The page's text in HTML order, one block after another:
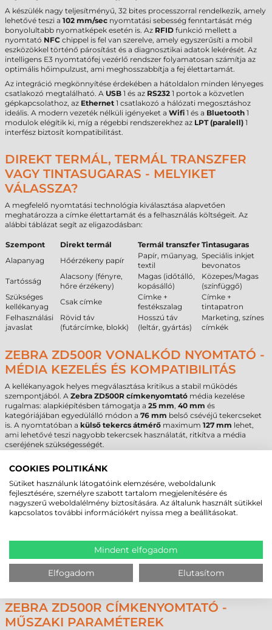
A készülék nagy teljesítményű, 32 bites processzorral rendelkezik, amely
lehetővé teszi a 102 mm/sec nyomtatási sebesség fenntartását még
bonyolultabb nyomatképek esetén is. Az RFID funkció mellett a
nyomtató NFC chippel is fel van szerelve, amely egyszerűsíti a mobil
eszközökkel történő párosítást és a diagnosztikai adatok lekérését. Az
intelligens E3 nyomtatófej vezérlő rendszer folyamatosan számítja az
optimális hőimpulzust, ami meghosszabbítja a fej élettartamát.
Az integráció megkönnyítése érdekében a hátoldalon minden lényeges
csatlakozó megtalálható. A USB 1 és az RS232 1 portok a közvetlen
gépkapcsolathoz, az Ethernet 1 csatlakozó a hálózati megosztáshoz
ideális. A modern vezeték nélküli igényeket a Wifi 1 és a Bluetooth 1
modulok elégítik ki, míg a régebbi rendszerekhez az LPT (paralell) 1
interfész biztosít kompatibilitást.
DIREKT TERMÁL, TERMÁL TRANSZFER
VAGY TINTASUGARAS - MELYIKET
VÁLASSZA?
A megfelelő nyomtatási technológia kiválasztása alapvetően
meghatározza a címke élettartamát és a felhasználás költségeit. Az
alábbi táblázat segít az eligazodásban:
Szempont Direkt termál Termál transzfer Tintasugaras
Alapanyag
Hőérzékeny papír
Papír, műanyag,
textil
Speciális inkjet
bevonatos
Tartósság
Alacsony (fényre,
hőre érzékeny)
Magas (időtálló,
kopásálló)
Közepes/Magas
(színfüggő)
Szükséges
kellékanyag
Csak címke
Címke +
festékszalag
Címke +
tintapatron
Felhasználási
javaslat
Rövid táv
(futárcímke, blokk)
Hosszú táv
(leltár, gyártás)
Marketing, színes
címkék
ZEBRA ZD500R VONALKÓD NYOMTATÓ -
MÉDIA KEZELÉS ÉS KOMPATIBILITÁS
A kellékanyagok helyes megválasztása kritikus a stabil működés
szempontjából. A Zebra ZD500R címkenyomtató média kezelése
rugalmas: alapkiépítésben támogatja a 25 mm, 40 mm és
kategóriájában egyedülálló módon a 76 mm belső csévéjű tekercseket
is. A nyomtatóban a külső tekercs átmérő maximum 127 mm lehet,
ami lehetővé teszi nagyobb tekercsek használatát, ritkítva a média
cseréjének szükségességét.
Reflektív1 ésTranszmisszív
stancolt, a folyamatos, a fekete jeles vagy akár a perforált
címketípusok kezelését is. A nyomtató által kezelhető minimális
címkemagasság6,3 mm , míg a maximális magasság eléri a990 mm
-t,
lefedve a speciális jelölési igényeket is.
legyen, mint a címke, mert ez védi a nyomtatófejet az abrazív
Zebra ZD500R címkenyomtató108 mm maximális
médiaszélességet tud fogadni, amelyből amax. nyomtatási szélesség
. A készülék0,08 mil
közötti vastagságú
anyagokat képes feldolgozni.
ZEBRA ZD500R CÍMKENYOMTATÓ -
MŰSZAKI PARAMÉTEREK
COOKIES POLITIKÁNK
Sütiket használunk látogatóink elemzésére, weboldalunk
fejlesztésére, személyre szabott tartalom megjelenítésére és
nagyszerű weboldalélmény biztosítására. Az általunk használt sütikkel
kapcsolatos további információkért nyissa meg a beállításokat.
Mindent elfogadom
Elfogadom Elutasítom